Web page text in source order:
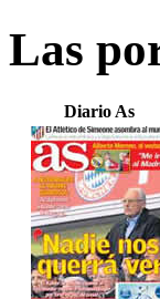
Las
Diario As